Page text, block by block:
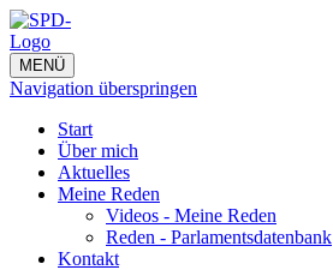
MENÜ
Navigation überspringen
Start
Über mich
Aktuelles
Meine Reden
Videos - Meine Reden
Reden - Parlamentsdatenbank
Kontakt